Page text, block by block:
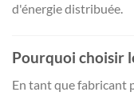
d'énergie distribuée.
Pourquoi choisir
En tant que fabricant